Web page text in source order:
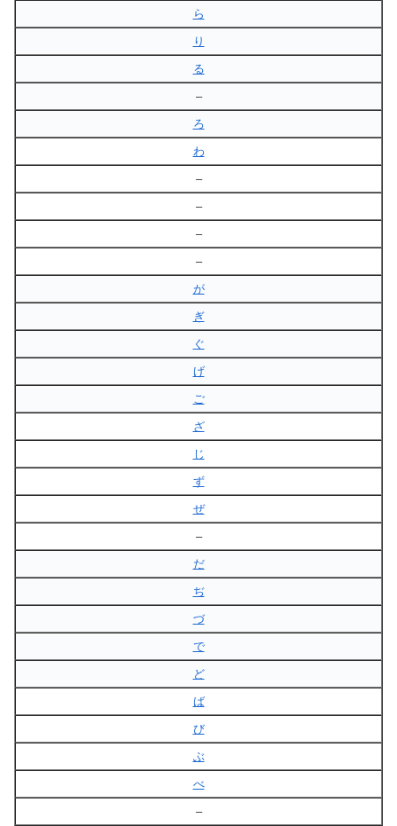
ら
り
る
–
ろ
わ
–
–
–
–
が
ぎ
ぐ
げ
ご
ざ
じ
ず
ぜ
–
だ
ぢ
づ
で
ど
ば
び
ぶ
べ
–